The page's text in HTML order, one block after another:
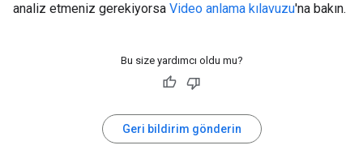
analiz etmeniz gerekiyorsa Video anlama kılavuzu'na bakın.
Bu size yardımcı oldu mu?
Geri bildirim gönderin